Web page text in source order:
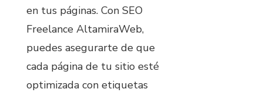
en tus páginas. Con SEO
Freelance AltamiraWeb,
puedes asegurarte de que
cada página de tu sitio esté
optimizada con etiquetas